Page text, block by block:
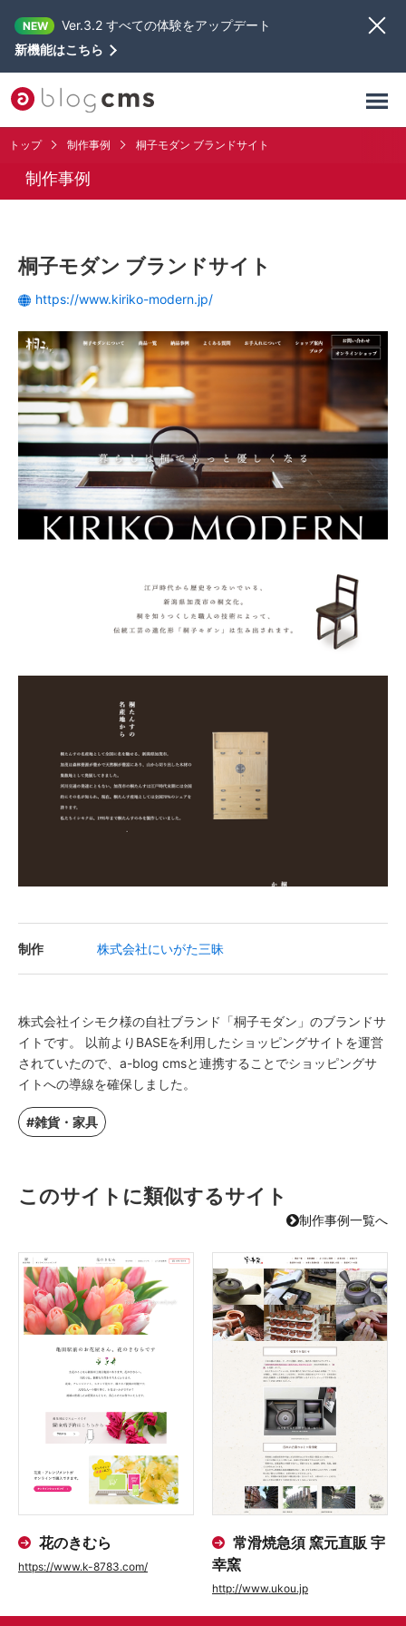
NEW
Ver.3.2 すべての体験をアップデート
新機能はこちら
トップ 制作事例 桐子モダン ブランドサイト
制作事例
桐子モダン ブランドサイト
https://www.kiriko-modern.jp/
制作 株式会社にいがた三昧
株式会社イシモク様の自社ブランド「桐子モダン」のブランドサ
イトです。 以前よりBASEを利用したショッピングサイトを運営
されていたので、a-blog cmsと連携することでショッピングサ
イトへの導線を確保しました。
#雑貨・家具
このサイトに類似するサイト
制作事例一覧へ
花のきむら
https://www.k-8783.com/
常滑焼急須 窯元直販 宇
幸窯
http://www.ukou.jp